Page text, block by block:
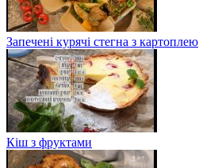
Запечені курячі стегна з картоплею
Кіш з фруктами